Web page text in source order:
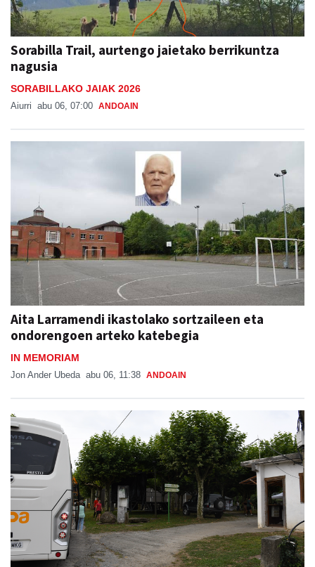
Sorabilla Trail, aurtengo jaietako berrikuntza
nagusia
SORABILLAKO JAIAK 2026
Aiurri abu 06, 07:00 ANDOAIN
Aita Larramendi ikastolako sortzaileen eta
ondorengoen arteko katebegia
IN MEMORIAM
Jon Ander Ubeda abu 06, 11:38 ANDOAIN